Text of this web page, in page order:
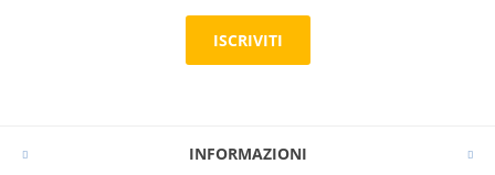
ISCRIVITI
INFORMAZIONI